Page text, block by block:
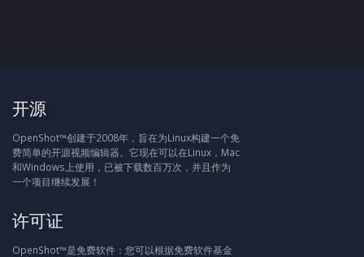
开源
OpenShot™创建于2008年，旨在为Linux构建一个免
费简单的开源视频编辑器。它现在可以在Linux，Mac
和Windows上使用，已被下载数百万次，并且作为
一个项目继续发展！
许可证
OpenShot™是免费软件：您可以根据免费软件基金